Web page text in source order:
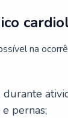
na
pernas;